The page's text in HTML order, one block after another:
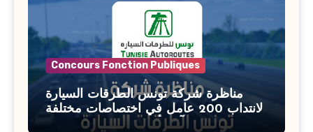
Concours Fonction Publiques
مناظرة شركة تونس الطرقات السيارة
لانتداب 200 عامل في اختصاصات مختلفة
آخر أجل : 21 جويلية 2026